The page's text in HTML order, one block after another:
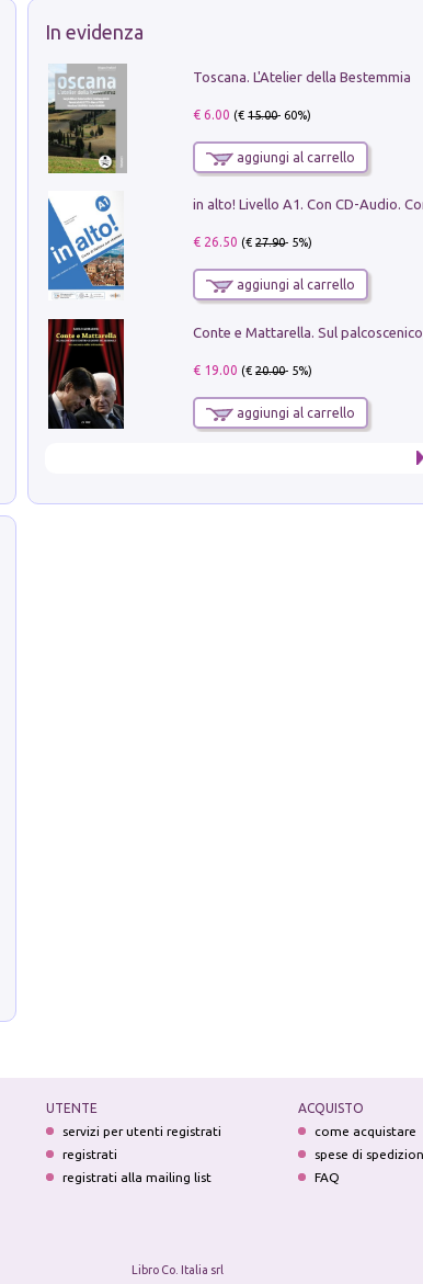
In evidenza
Toscana. L'Atelier della Bestemmia
€ 6.00 (€15.00- 60%)
aggiungi al carrello
€ 26.50 (€27.90- 5%)
aggiungi al carrello
€ 19.00 (€20.00- 5%)
aggiungi al carrello
UTENTE
servizi per utenti registrati
registrati
registrati alla mailing list
ACQUISTO
come acquistare
spese di
FAQ
Libro Co. Italia srl